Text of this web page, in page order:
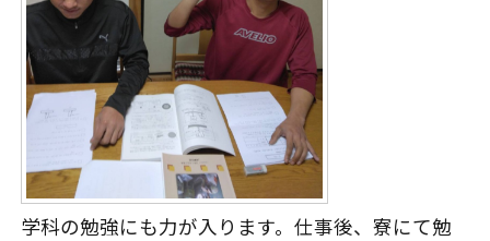
学科の勉強にも力が入ります。仕事後、寮にて勉